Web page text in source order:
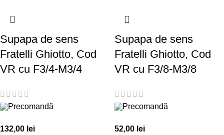
Supapa de sens
Fratelli Ghiotto, Cod
VR cu F3/4-M3/4
Precomandă
132,00 lei
Supapa de sens
Fratelli Ghiotto, Cod
VR cu F3/8-M3/8
Precomandă
52,00 lei